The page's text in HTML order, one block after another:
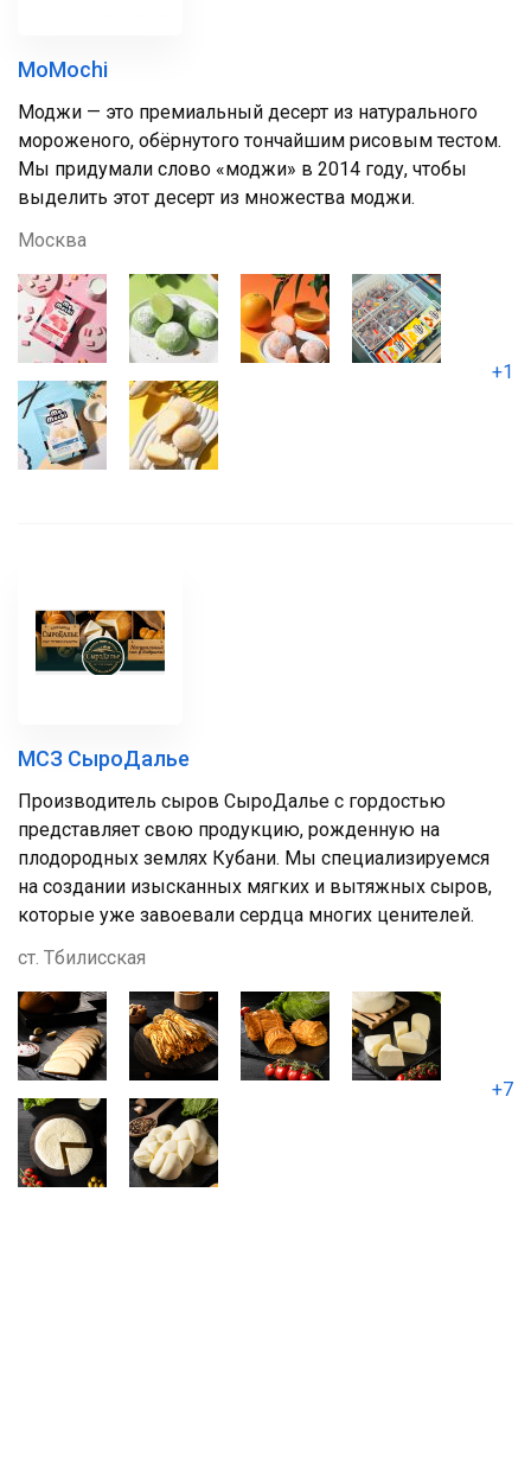
MoMochi
Моджи — это премиальный десерт из натурального
мороженого, обёрнутого тончайшим рисовым тестом.
Мы придумали слово «моджи» в 2014 году, чтобы
выделить этот десерт из множества моджи.
Москва
+1
МСЗ СыроДалье
Производитель сыров СыроДалье с гордостью
представляет свою продукцию, рожденную на
плодородных землях Кубани. Мы специализируемся
на создании изысканных мягких и вытяжных сыров,
которые уже завоевали сердца многих ценителей.
ст. Тбилисская
+7